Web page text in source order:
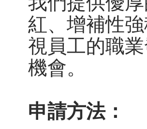
紅、增補性
視員工的職
機會。
申請方法：